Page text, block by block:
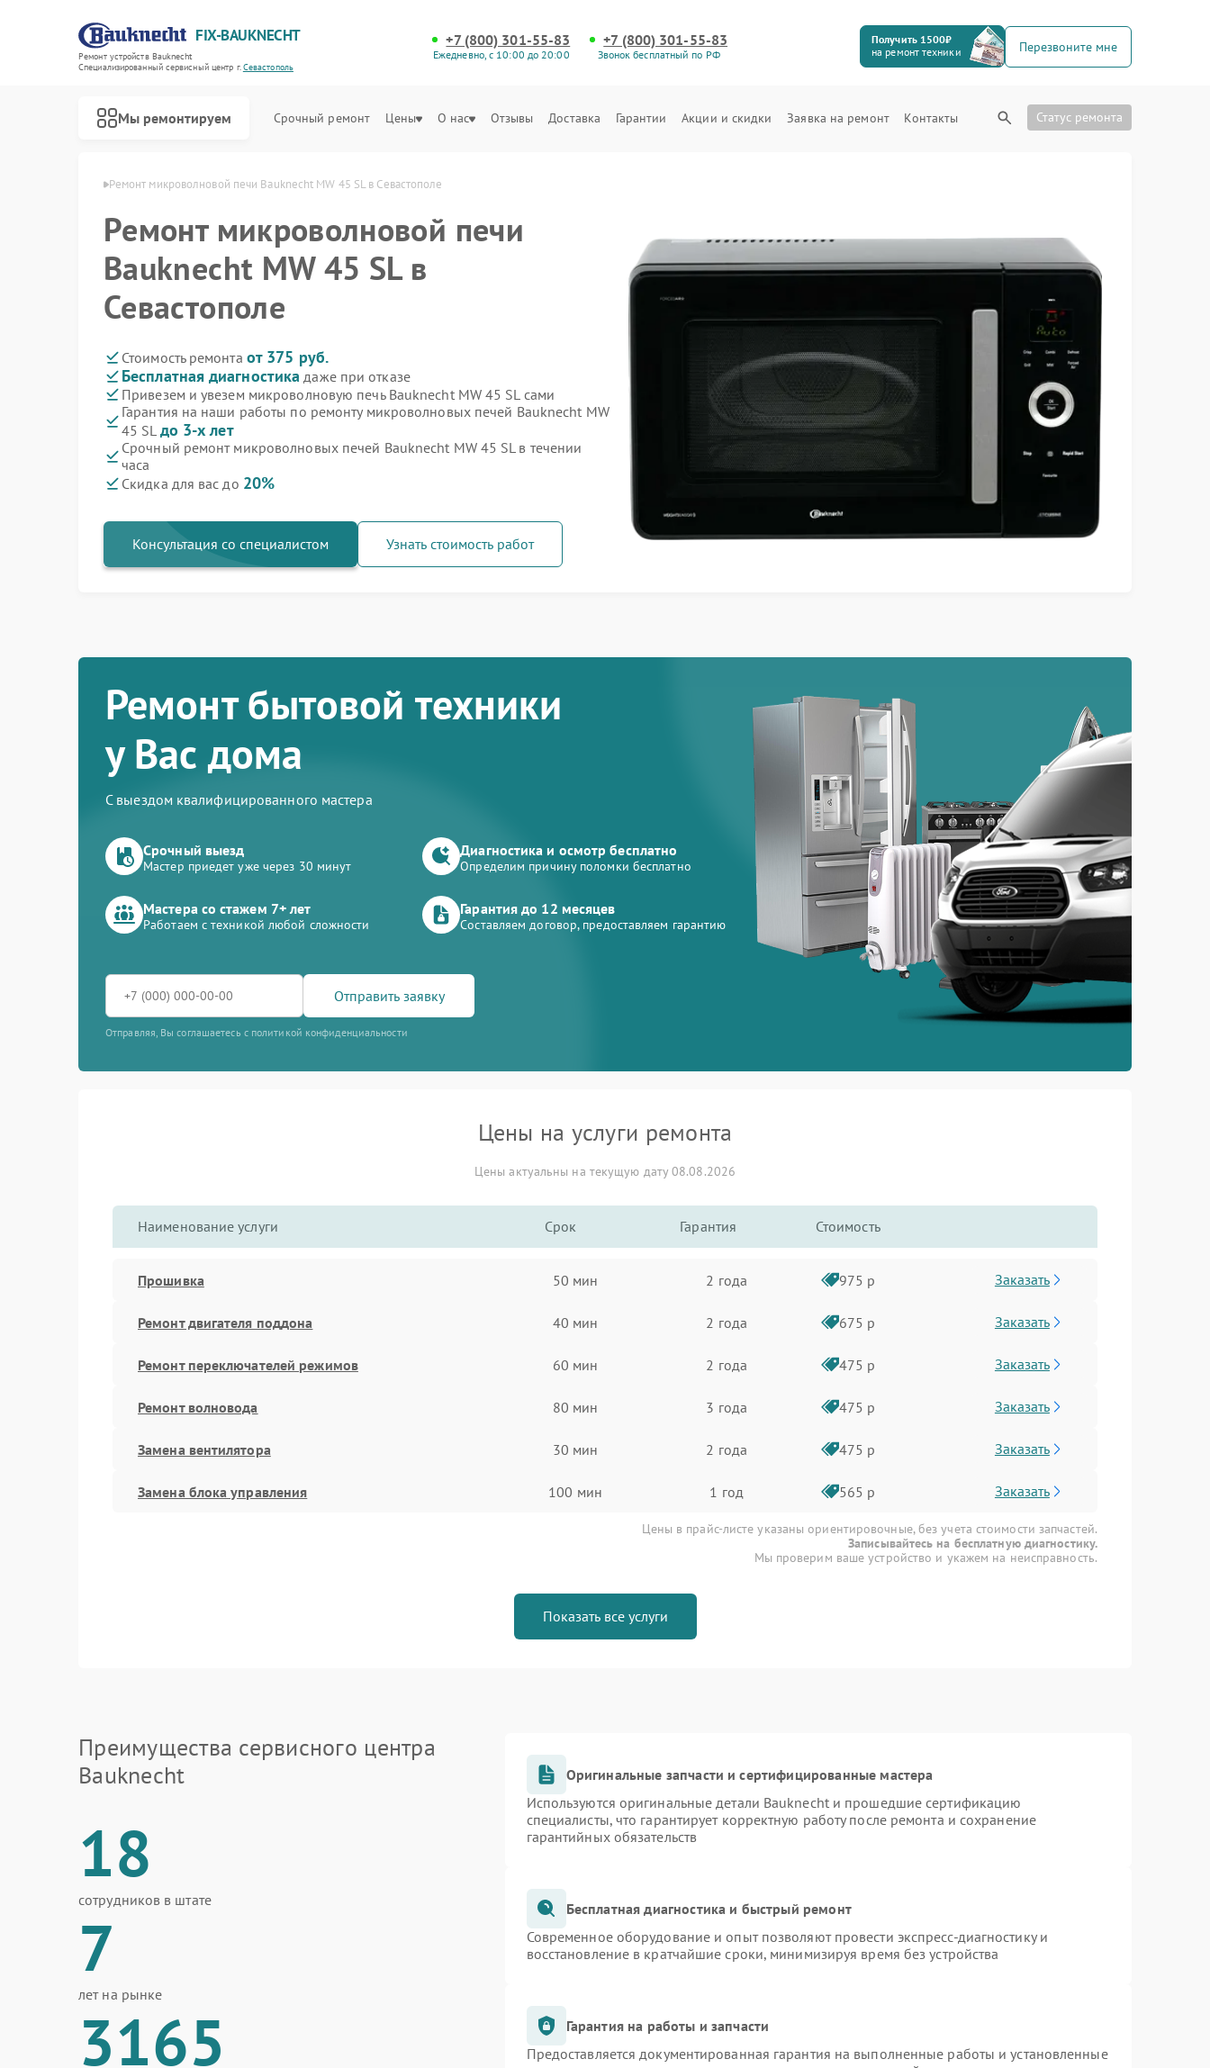
FIX-BAUKNECHT
Ремонт устройств Bauknecht
Специализированный cервисный центр г.Севастополь
+7 (800) 301-55-83
Ежедневно, с 10:00 до 20:00
+7 (800) 301-55-83
Звонок бесплатный по РФ
Получить 1500₽
на ремонт техники
Перезвоните мне
Мы ремонтируем Срочный ремонт Цены О нас Отзывы Доставка Гарантии Акции и скидки Заявка на ремонт Контакты Статус ремонта
Ремонт микроволновой печи Bauknecht MW 45 SL в Севастополе
Ремонт микроволновой печи
Bauknecht MW 45 SL в
Севастополе
Стоимость ремонта от 375 руб.
Бесплатная диагностика даже при отказе
Привезем и увезем микроволновую печь Bauknecht MW 45 SL сами
Гарантия на наши работы по ремонту микроволновых печей Bauknecht MW
45 SL до 3-х лет
Срочный ремонт микроволновых печей Bauknecht MW 45 SL в течении
часа
Скидка для вас до 20%
Консультация со специалистом Узнать стоимость работ
Ремонт бытовой техники
у Вас дома
С выездом квалифицированного мастера
Срочный выезд
Мастер приедет уже через 30 минут
Диагностика и осмотр бесплатно
Определим причину поломки бесплатно
Мастера со стажем 7+ лет
Работаем с техникой любой сложности
Гарантия до 12 месяцев
Составляем договор, предоставляем гарантию
Отправить заявку
Отправляя, Вы соглашаетесь с политикой конфиденциальности
Цены на услуги ремонта
Цены актуальны на текущую дату 08.08.2026
Наименование услуги Срок Гарантия Стоимость
Прошивка 50 мин 2 года 975 р Заказать
Ремонт двигателя поддона 40 мин 2 года 675 р Заказать
Ремонт переключателей режимов 60 мин 2 года 475 р Заказать
Ремонт волновода 80 мин 3 года 475 р Заказать
Замена вентилятора 30 мин 2 года 475 р Заказать
Замена блока управления 100 мин 1 год 565 р Заказать
Цены в прайс-листе указаны ориентировочные, без учета стоимости запчастей.
Записывайтесь на бесплатную диагностику.
Мы проверим ваше устройство и укажем на неисправность.
Показать все услуги
Преимущества сервисного центра
Bauknecht
18
сотрудников в штате
7
лет на рынке
3165
Оригинальные запчасти и сертифицированные мастера
Используются оригинальные детали Bauknecht и прошедшие сертификацию
специалисты, что гарантирует корректную работу после ремонта и сохранение
гарантийных обязательств
Бесплатная диагностика и быстрый ремонт
Современное оборудование и опыт позволяют провести экспресс-диагностику и
восстановление в кратчайшие сроки, минимизируя время без устройства
Гарантия на работы и запчасти
Предоставляется документированная гарантия на выполненные работы и установленные